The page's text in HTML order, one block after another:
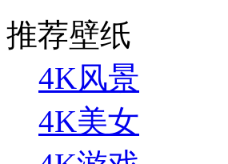
推荐壁纸
4K风景
4K美女